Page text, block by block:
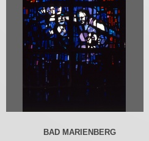
BAD MARIENBERG